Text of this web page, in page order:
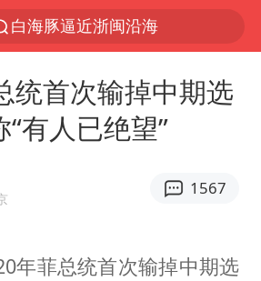
白海豚逼近浙闽沿海
王艺迪2-4不敌张本美和止步4强
王艺迪无缘横滨赛决赛
2025年小学教师减少13.19万
统首次输掉中期选
有人已绝望”
1567
年菲总统首次输掉中期选